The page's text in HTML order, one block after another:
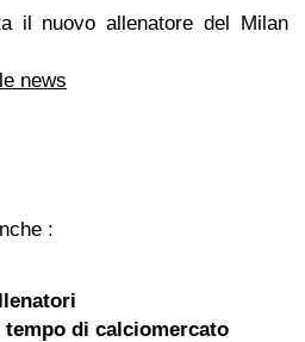
il nuovo allenatore del Milan
news
:
di calciomercato